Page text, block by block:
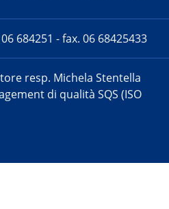
684251 - fax. 06 68425433
resp. Michela Stentella
di qualità SQS (ISO